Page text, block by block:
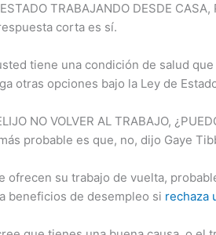
TRABAJANDO DESDE CASA,
corta es sí.
tiene una condición de salud
otras opciones bajo la Ley de
NO VOLVER AL TRABAJO,
probable es que, no, dijo Gaye
ofrecen su trabajo de vuelta,
beneficios de desempleo si rechaza